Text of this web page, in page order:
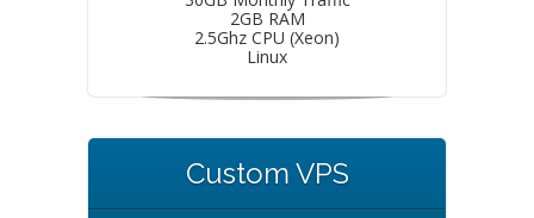
2GB RAM
2.5Ghz CPU (Xeon)
Linux
Custom VPS